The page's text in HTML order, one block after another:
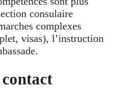
consulaire
complexes
visas), l’instruction